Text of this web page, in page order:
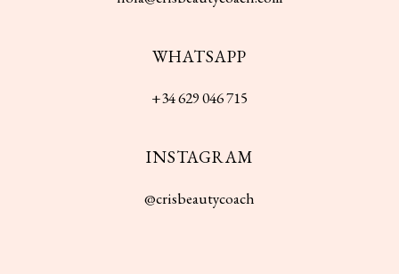
WHATSAPP
+34629046715
INSTAGRAM
@crisbeautycoach